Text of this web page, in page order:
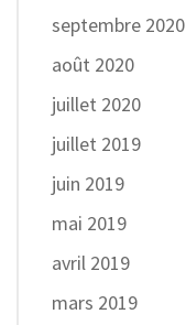
septembre 2020
août 2020
juillet 2020
juillet 2019
juin 2019
mai 2019
avril 2019
mars 2019